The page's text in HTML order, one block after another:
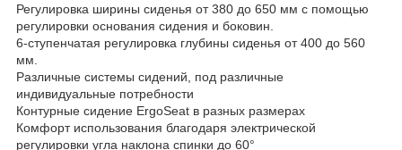
Регулировка ширины сиденья от 380 до 650 мм с помощью
регулировки основания сидения и боковин.
6-ступенчатая регулировка глубины сиденья от 400 до 560
мм.
Различные системы сидений, под различные
индивидуальные потребности
Контурные сидение ErgoSeat в разных размерах
Комфорт использования благодаря электрической
регулировки угла наклона спинки до 60°